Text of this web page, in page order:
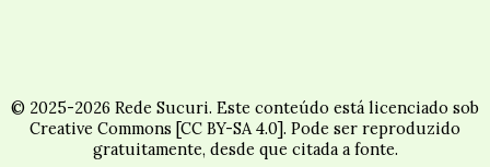
© 2025-2026 Rede Sucuri. Este conteúdo está licenciado sob
Creative Commons [CC BY-SA 4.0]. Pode ser reproduzido
gratuitamente, desde que citada a fonte.